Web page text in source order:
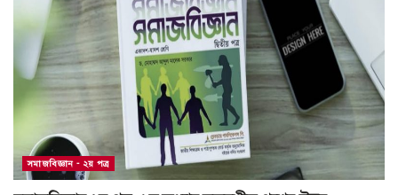
সমাজবিজ্ঞান - ২য় পত্র